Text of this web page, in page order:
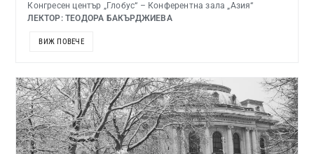
Конгресен център „Глобус“ – Конферентна зала „Азия“
ЛЕКТОР: ТЕОДОРА БАКЪРДЖИЕВА
ВИЖ ПОВЕЧЕ